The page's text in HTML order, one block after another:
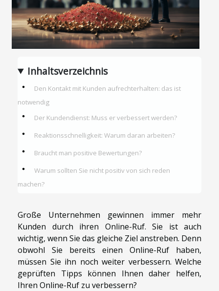
Inhaltsverzeichnis
Den Kontakt mit Kunden aufrechterhalten: das ist
notwendig
Der Kundendienst: Muss er verbessert werden?
Reaktionsschnelligkeit: Warum daran arbeiten?
Braucht man positive Bewertungen?
Warum sollten Sie nicht positiv von sich reden
machen?
Große Unternehmen gewinnen immer mehr
Kunden durch ihren Online-Ruf. Sie ist auch
wichtig, wenn Sie das gleiche Ziel anstreben. Denn
obwohl Sie bereits einen Online-Ruf haben,
müssen Sie ihn noch weiter verbessern. Welche
geprüften Tipps können Ihnen daher helfen,
Ihren Online-Ruf zu verbessern?